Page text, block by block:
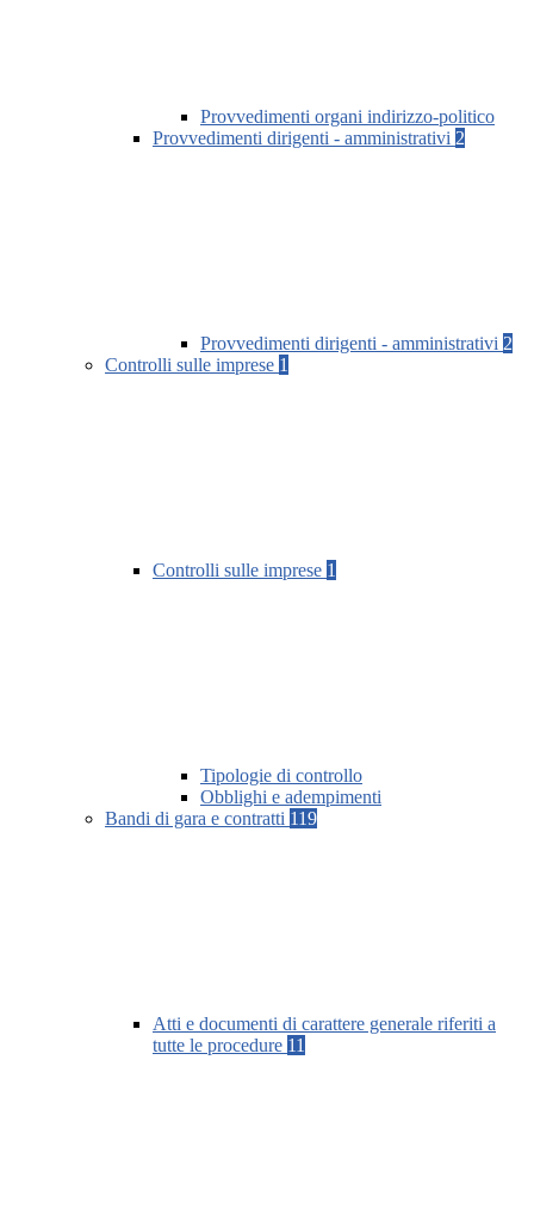
Provvedimenti organi indirizzo-politico
Provvedimenti dirigenti - amministrativi 2
Provvedimenti dirigenti - amministrativi 2
Controlli sulle imprese 1
Controlli sulle imprese 1
Tipologie di controllo
Obblighi e adempimenti
Bandi di gara e contratti 119
Atti e documenti di carattere generale riferiti a
tutte le procedure 11